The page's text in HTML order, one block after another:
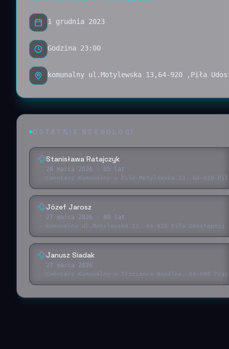
1 grudnia 2023
Godzina 23:00
komunalny ul.Motylewska 13,64-920 ,Piła
OSTATNIE NEKROLOGI
Stanisława Ratajczyk
28 marca 2026 · 85 lat
Cmentarz Komunalny w Pile Motylewska 13, 64-920
Józef Jarosz
27 marca 2026 · 89 lat
komunalny ul.Motylewska 13, 64-920 Piła
Janusz Siadak
27 marca 2026
Cmentarz Komunalny w Trzciance Wspólna, 64-980